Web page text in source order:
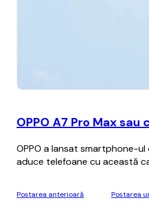
OPPO A7 Pro Max
OPPO a lansat smartphone-
aduce telefoane cu această
Postarea anterioară Postarea